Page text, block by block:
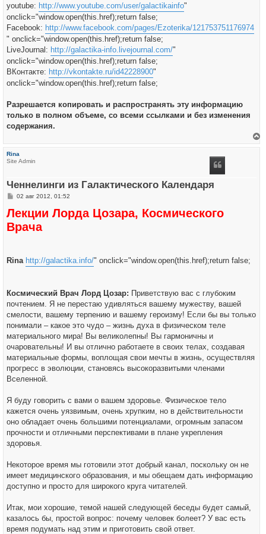
youtube: http://www.youtube.com/user/galactikainfo"
onclick="window.open(this.href);return false;
Facebook: http://www.facebook.com/pages/Ezoterika/121753751176974
" onclick="window.open(this.href);return false;
LiveJournal: http://galactika-info.livejournal.com/"
onclick="window.open(this.href);return false;
ВКонтакте: http://vkontakte.ru/id42228900"
onclick="window.open(this.href);return false;
Разрешается копировать и распространять эту информацию
только в полном объеме, со всеми ссылками и без изменения
содержания.
Rina
Site Admin
Ченнелинги из Галактического Календаря
С
о
б
щ
е
02 авг 2012, 01:52
Лекции Лорда Цозара, Космического
Врача
Rina http://galactika.info/" onclick="window.open(this.href);return false;
Космический Врач Лорд Цозар: Приветствую вас с глубоким
почтением. Я не перестаю удивляться вашему мужеству, вашей
смелости, вашему терпению и вашему героизму! Если бы вы только
понимали – какое это чудо – жизнь духа в физическом теле
материального мира! Вы великолепны! Вы гармоничны и
очаровательны! И вы отлично работаете в своих телах, создавая
материальные формы, воплощая свои мечты в жизнь, осуществляя
прогресс в эволюции, становясь высокоразвитыми членами
Вселенной.
Я буду говорить с вами о вашем здоровье. Физическое тело
кажется очень уязвимым, очень хрупким, но в действительности
оно обладает очень большими потенциалами, огромным запасом
прочности и отличными перспективами в плане укрепления
здоровья.
Некоторое время мы готовили этот добрый канал, поскольку он не
имеет медицинского образования, и мы обещаем дать информацию
доступно и просто для широкого круга читателей.
Итак, мои хорошие, темой нашей следующей беседы будет самый,
казалось бы, простой вопрос: почему человек болеет? У вас есть
время подумать над этим и приготовить свой ответ.